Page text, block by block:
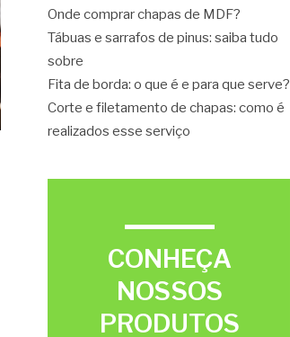
Onde comprar chapas de MDF?
Tábuas e sarrafos de pinus: saiba tudo
sobre
Fita de borda: o que é e para que serve?
Corte e filetamento de chapas: como é
realizados esse serviço
CONHEÇA
NOSSOS
PRODUTOS